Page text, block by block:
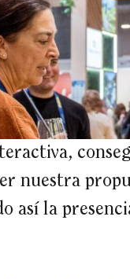
nuestra
así la